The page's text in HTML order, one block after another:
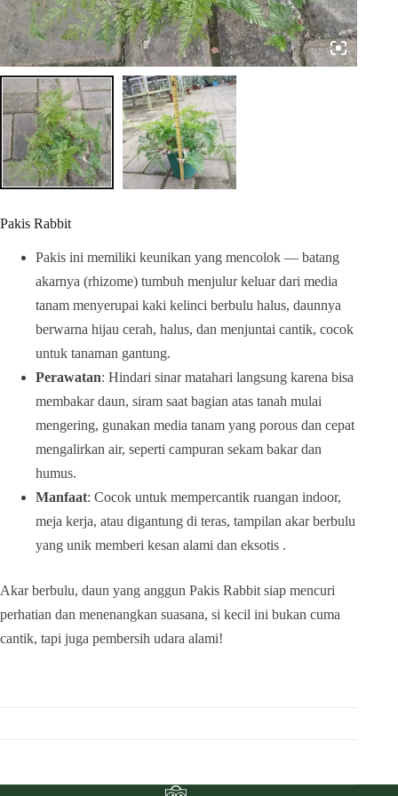
Pakis Rabbit
Pakis ini memiliki keunikan yang mencolok — batang
akarnya (rhizome) tumbuh menjulur keluar dari media
tanam menyerupai kaki kelinci berbulu halus, daunnya
berwarna hijau cerah, halus, dan menjuntai cantik, cocok
untuk tanaman gantung.
Perawatan: Hindari sinar matahari langsung karena bisa
membakar daun, siram saat bagian atas tanah mulai
mengering, gunakan media tanam yang porous dan cepat
mengalirkan air, seperti campuran sekam bakar dan
humus.
Manfaat: Cocok untuk mempercantik ruangan indoor,
meja kerja, atau digantung di teras, tampilan akar berbulu
yang unik memberi kesan alami dan eksotis .
Akar berbulu, daun yang anggun Pakis Rabbit siap mencuri
perhatian dan menenangkan suasana, si kecil ini bukan cuma
cantik, tapi juga pembersih udara alami!